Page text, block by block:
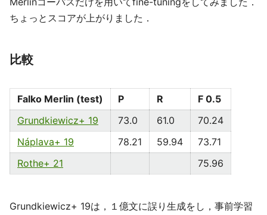
ちょっとスコアが上がりました．
比較
Falko Merlin (test) P R
F 0.5
Grundkiewicz+ 19
73.0 61.0
70.24
Náplava+ 19
78.21 59.94
73.71
Rothe+ 21
75.96
Grundkiewicz+ 19は，１億文に誤り生成をし，事前学習